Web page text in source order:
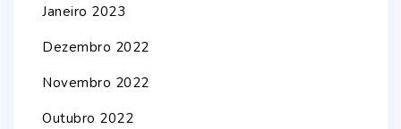
Janeiro 2023
Dezembro 2022
Novembro 2022
Outubro 2022